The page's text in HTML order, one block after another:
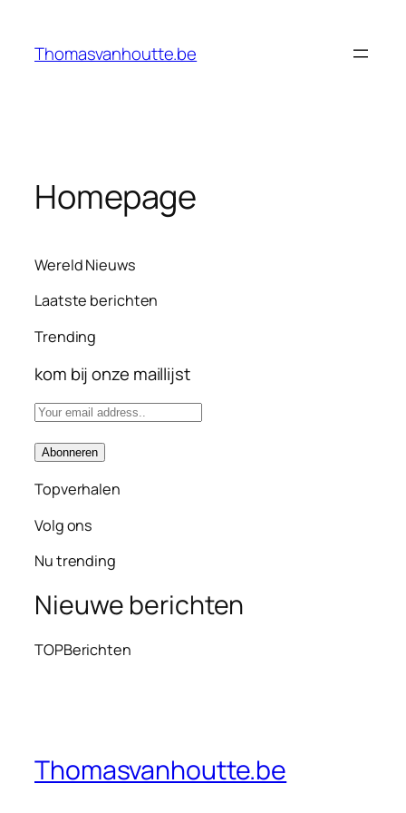
Thomasvanhoutte.be
Homepage
Wereld Nieuws
Laatste berichten
Trending
kom bij onze maillijst
Topverhalen
Volg ons
Nu trending
Nieuwe berichten
TOPBerichten
Thomasvanhoutte.be